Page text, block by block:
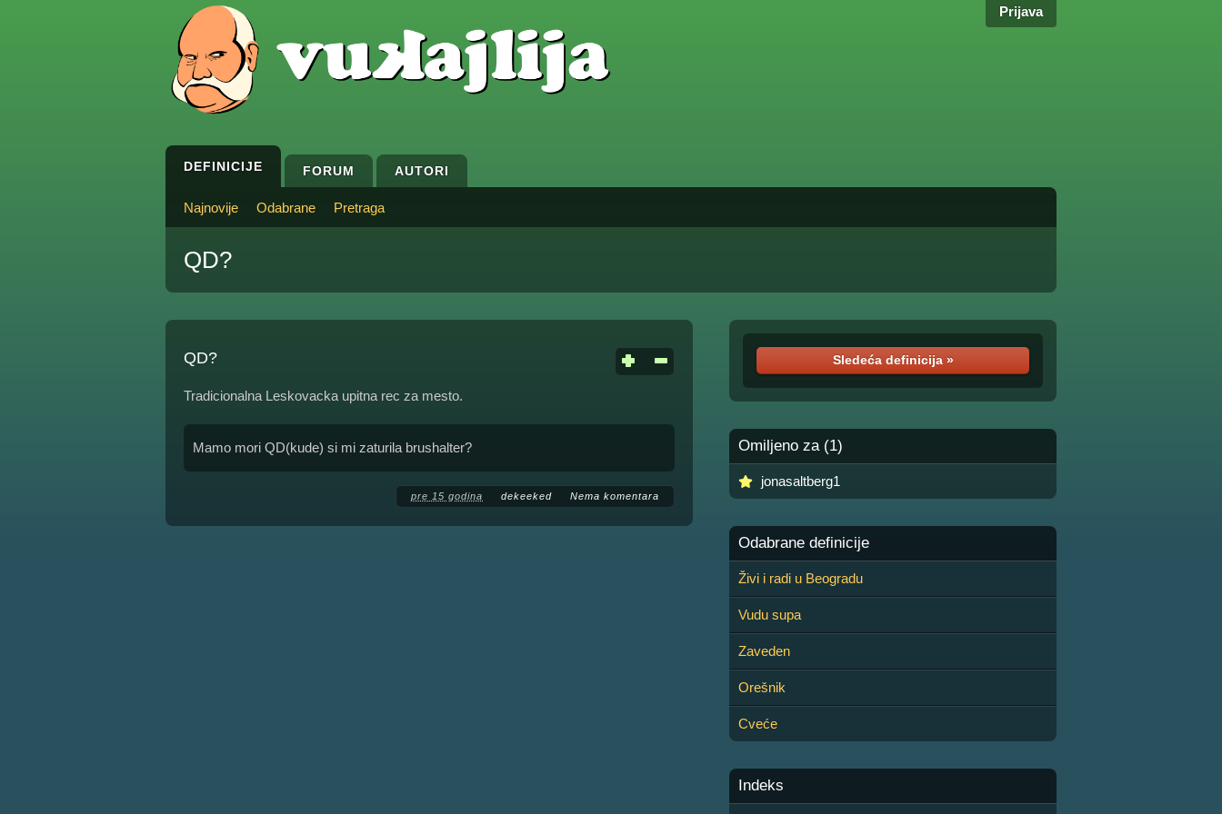
Prijava
DEFINICIJE FORUM AUTORI
Najnovije Odabrane Pretraga
QD?
QD?
Tradicionalna Leskovacka upitna rec za mesto.
Mamo mori QD(kude) si mi zaturila brushalter?
pre 15 godina dekeeked Nema komentara
Sledeća definicija »
Omiljeno za (1)
jonasaltberg1
Odabrane definicije
Živi i radi u Beogradu
Vudu supa
Zaveden
Orešnik
Cveće
Indeks